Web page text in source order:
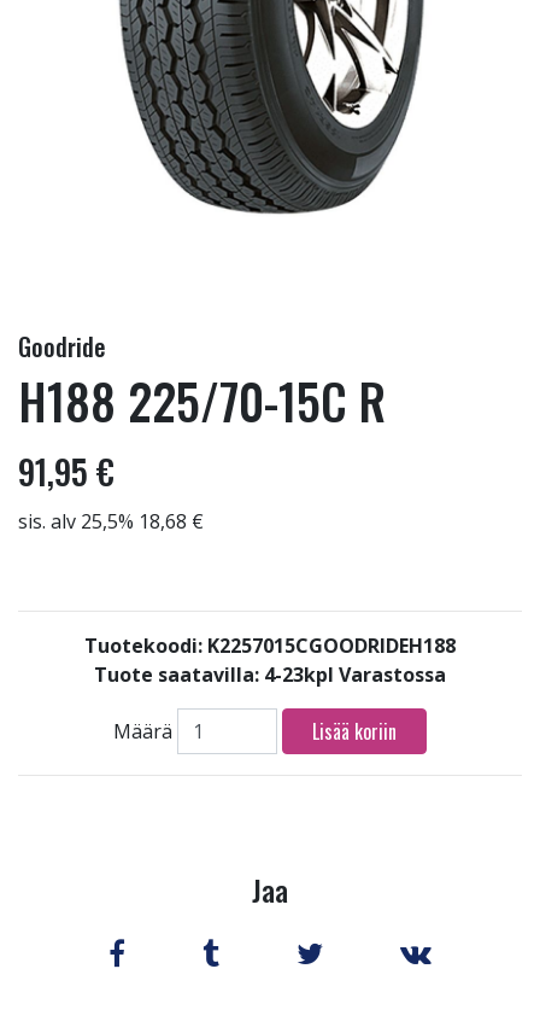
Goodride
H188 225/70-15C R
91,95 €
sis. alv 25,5% 18,68 €
Tuotekoodi: K2257015CGOODRIDEH188
Tuote saatavilla: 4-23kpl Varastossa
Määrä Lisää koriin
Jaa